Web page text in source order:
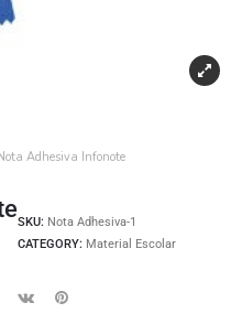
Adhesiva Infonote
SKU: Nota Adhesiva-1
CATEGORY: Material Escolar